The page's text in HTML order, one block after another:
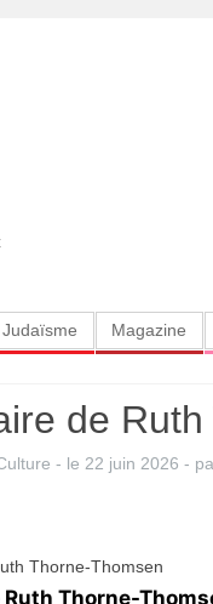
Judaïsme Magazine
de Ruth
- le 22 juin 2026 -
Thorne-